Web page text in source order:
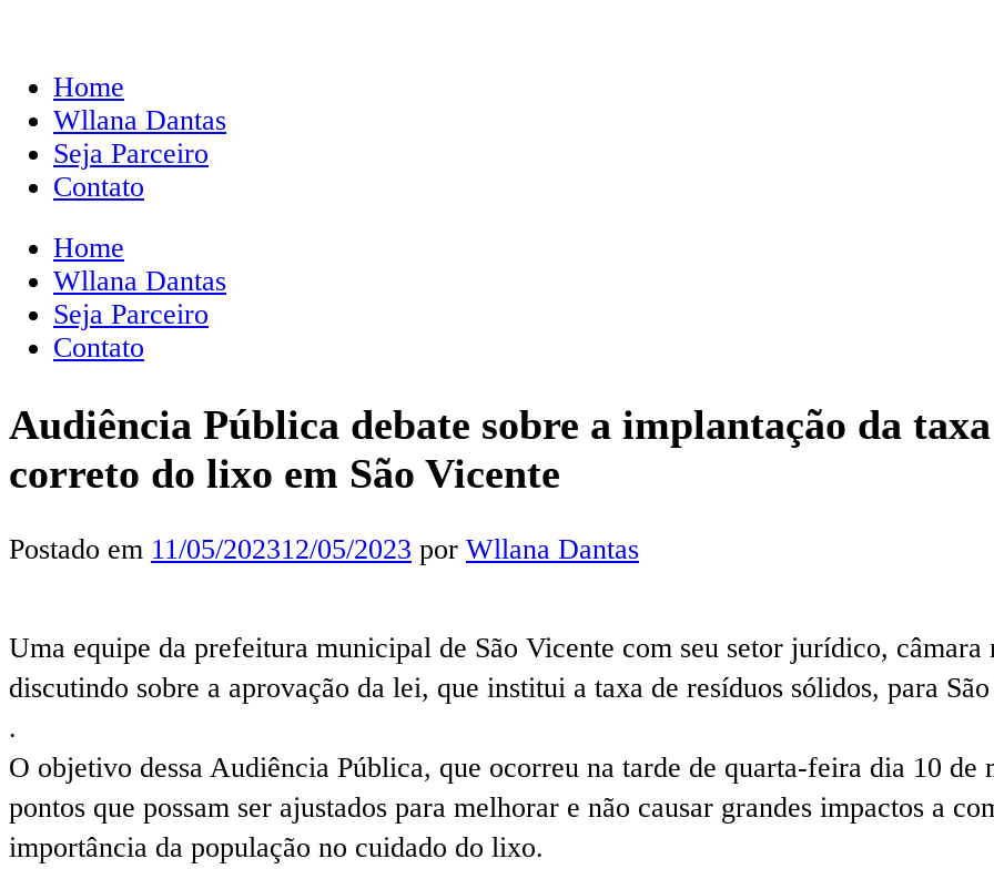
Home
Wllana Dantas
Seja Parceiro
Contato
Home
Wllana Dantas
Seja Parceiro
Contato
Audiência Pública debate sobre a implantação da
correto do lixo em São Vicente
Postado em 11/05/202312/05/2023 por Wllana Dantas
Uma equipe da prefeitura municipal de São Vicente com seu setor jurídico,
discutindo sobre a aprovação da lei, que institui a taxa de resíduos sólidos, para
.
O objetivo dessa Audiência Pública, que ocorreu na tarde de quarta-feira dia 10
pontos que possam ser ajustados para melhorar e não causar grandes impactos a
importância da população no cuidado do lixo.